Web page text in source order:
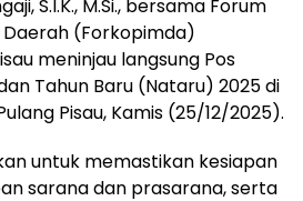
S.I.K., M.Si., bersama Forum
Daerah (Forkopimda)
meninjau langsung Pos
Tahun Baru (Nataru) 2025 di
Pisau, Kamis (25/12/2025).
untuk memastikan kesiapan
sarana dan prasarana, serta